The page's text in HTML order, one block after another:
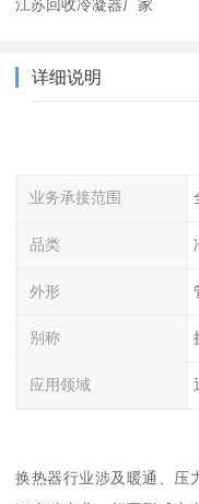
江苏回收冷凝器厂家
详细说明
业务承接范围
品类
外形
别称
应用领域
换热器行业涉及暖通、压